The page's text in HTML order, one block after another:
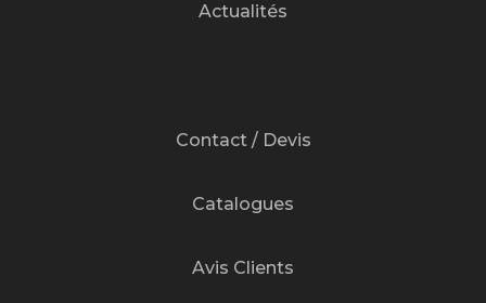
Actualités
Contact / Devis
Catalogues
Avis Clients